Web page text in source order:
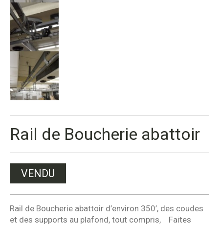
Rail de Boucherie abattoir
VENDU
Rail de Boucherie abattoir d’environ 350’, des coudes
et des supports au plafond, tout compris, Faites